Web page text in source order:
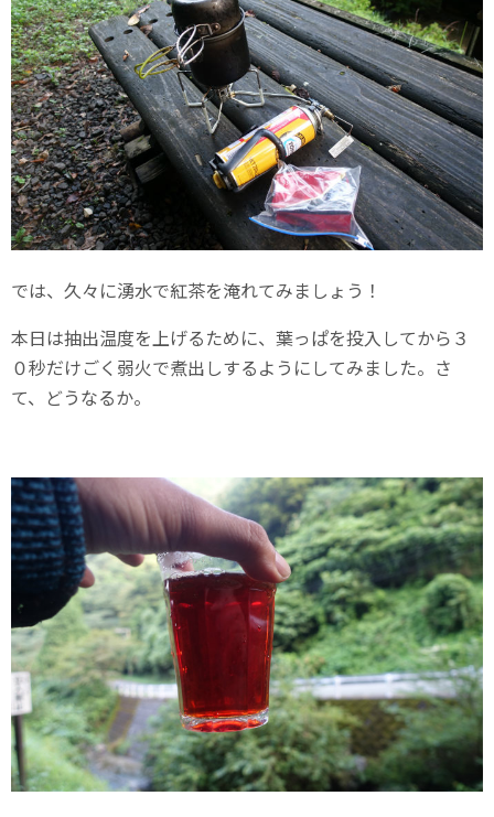
では、久々に湧水で紅茶を淹れてみましょう！
本日は抽出温度を上げるために、葉っぱを投入してから３
０秒だけごく弱火で煮出しするようにしてみました。さ
て、どうなるか。